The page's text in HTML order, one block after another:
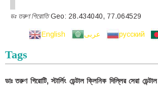
ডঃ তরুণ গিরোতিGeo: 28.434040, 77.064529
English عربى русский
Tags
ডাঃ তরুণ গিরোটি, স্টার্লিং ডেন্টাল ক্লিনিক দিল্লির সেরা ডেন্টাল